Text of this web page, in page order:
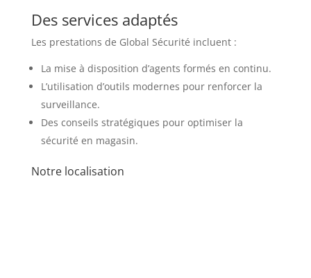
Des services adaptés
Les prestations de Global Sécurité incluent :
La mise à disposition d’agents formés en continu.
L’utilisation d’outils modernes pour renforcer la
surveillance.
Des conseils stratégiques pour optimiser la
sécurité en magasin.
Notre localisation